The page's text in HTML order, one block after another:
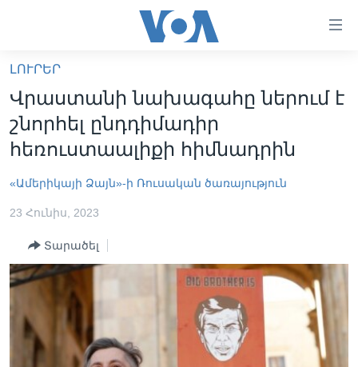
հիմնական
բովանդակությանը
անցնել
հիմնական
բովանդակությանը
բովանդակություն
ԼՈՒՐԵՐ
ՍՓՅՈՒՌՔ
«ԱՄԵՐԻԿԱՅԻ ՁԱՅՆ»-Ի ԿԱՆՈՆԱԴՐՈՒԹՅՈՒՆ
ԿԱՊ ՄԵԶ ՀԵՏ
ՈՒԿՐԱԻՆԱԿԱՆ ՊԱՏԵՐԱԶՄ
Learning English
ՀԵՏԵՒԵՔ ՄԵԶ
ԼՈՒՐԵՐ
Վրաստանի նախագահը ներում է
շնորհել ընդդիմադիր
հեռուստաալիքի հիմնադրին
«Ամերիկայի Ձայն»-ի Ռուսական ծառայություն
23 Հունիս, 2023
Տարածել